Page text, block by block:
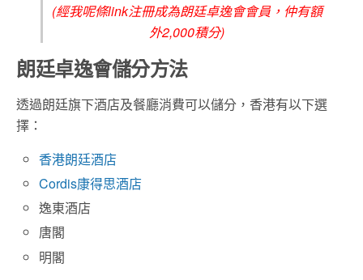
(經我呢條link注冊成為朗廷卓逸會會員，仲有額
外2,000積分)
朗廷卓逸會儲分方法
透過朗廷旗下酒店及餐廳消費可以儲分，香港有以下選
擇：
香港朗廷酒店
Cordis康得思酒店
逸東酒店
唐閣
明閣